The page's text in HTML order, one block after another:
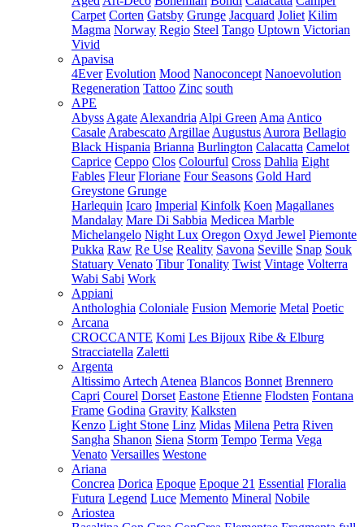
Carpet Corten Gatsby Grunge Jacquard Joliet Kilim
Magma Norway Regio Steel Tango Uptown Victorian
Vivid
Apavisa
4Ever Evolution Mood Nanoconcept Nanoevolution
Regeneration Tattoo Zinc south
APE
Abyss Agate Alexandria Alpi Green Ama Antico
Casale Arabescato Argillae Augustus Aurora Bellagio
Black Hispania Brianna Burlington Calacatta Camelot
Caprice Ceppo Clos Colourful Cross Dahlia Eight
Fables Fleur Floriane Four Seasons Gold Hard
Greystone Grunge
Harlequin Icaro Imperial Kinfolk Koen Magallanes
Mandalay Mare Di Sabbia Medicea Marble
Michelangelo Night Lux Oregon Oxyd Jewel Piemonte
Pukka Raw Re Use Reality Savona Seville Snap Souk
Statuary Venato Tibur Tonality Twist Vintage Volterra
Wabi Sabi Work
Appiani
Anthologhia Coloniale Fusion Memorie Metal Poetic
Arcana
CROCCANTE Komi Les Bijoux Ribe & Elburg
Stracciatella Zaletti
Argenta
Altissimo Artech Atenea Blancos Bonnet Brennero
Capri Courel Dorset Eastone Etienne Flodsten Fontana
Frame Godina Gravity Kalksten
Kenzo Light Stone Linz Midas Milena Petra Riven
Sangha Shanon Siena Storm Tempo Terma Vega
Venato Versailles Westone
Ariana
Concrea Dorica Epoque Epoque 21 Essential Floralia
Futura Legend Luce Memento Mineral Nobile
Ariostea